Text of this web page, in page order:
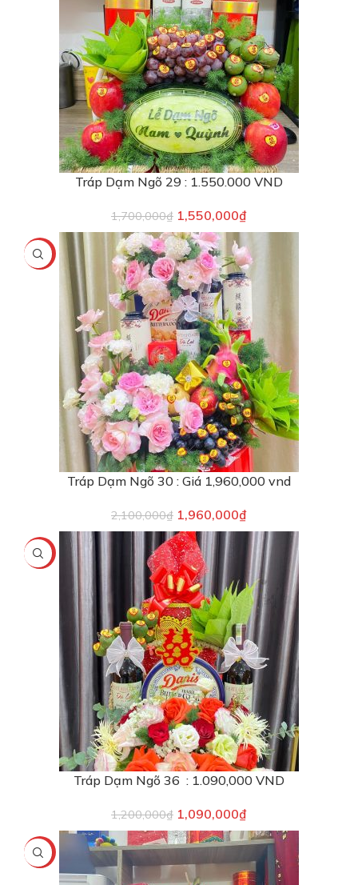
Tráp Dạm Ngõ 29 : 1.550.000 VND
1,700,000₫ 1,550,000₫
-7%
Tráp Dạm Ngõ 30 : Giá 1,960,000 vnd
2,100,000₫ 1,960,000₫
-9%
Tráp Dạm Ngõ 36 : 1.090,000 VND
1,200,000₫ 1,090,000₫
-14%